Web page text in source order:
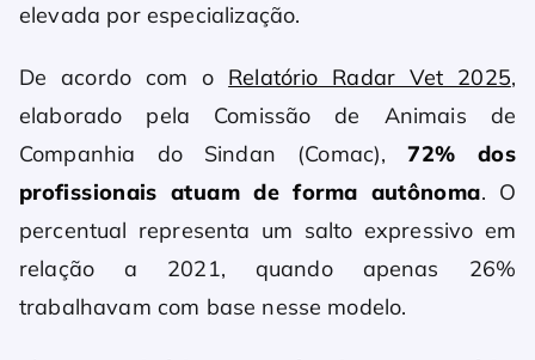
elevada por especialização.
De acordo com o Relatório Radar Vet 2025,
elaborado pela Comissão de Animais de
Companhia do Sindan (Comac),72% dos
profissionais atuam de forma autônoma. O
percentual representa um salto expressivo em
relação a 2021, quando apenas 26%
trabalhavam com base nesse modelo.